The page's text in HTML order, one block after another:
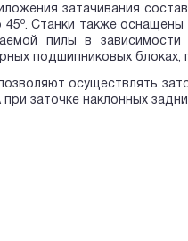
затачивания
45о. Станки также оснащены
пилы в
подшипниковых
осуществлять
при заточке наклонных